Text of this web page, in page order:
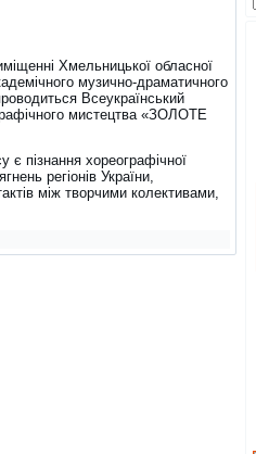
Хмельницької обласної
музично-драматичного
Всеукраїнський
мистецтва «ЗОЛОТЕ
пізнання хореографічної
регіонів України,
між творчими колективами,